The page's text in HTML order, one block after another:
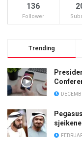
136
Follower
Trending
sjeikene